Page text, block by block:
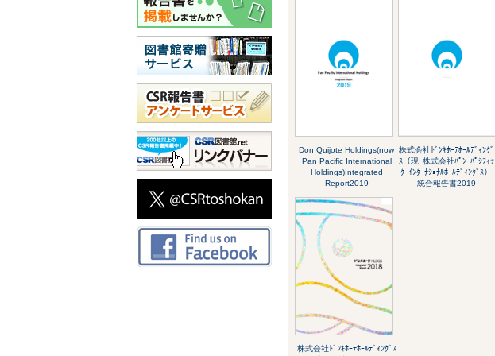
Don Quijote Holdings(now
Pan Pacific International
Holdings)Integrated
Report2019
株式会社ﾄﾞﾝｷﾎｰﾃﾎｰﾙﾃﾞｨﾝｸﾞ
ｽ（現･株式会社ﾊﾟﾝ･ﾊﾟｼﾌｨｯ
ｸ･ｲﾝﾀｰﾅｼｮﾅﾙﾎｰﾙﾃﾞｨﾝｸﾞｽ）
統合報告書2019
株式会社ﾄﾞﾝｷﾎｰﾃﾎｰﾙﾃﾞｨﾝｸﾞｽ